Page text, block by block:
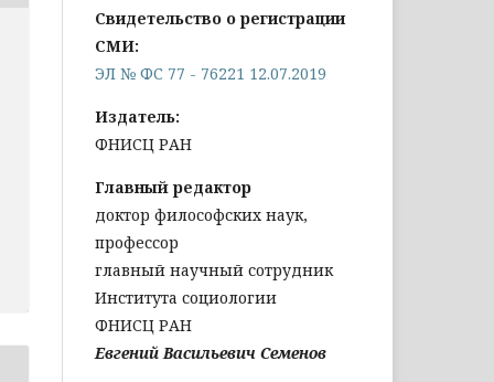
Свидетельство о регистрации
СМИ:
ЭЛ № ФС 77 - 76221 12.07.2019
Издатель:
ФНИСЦ РАН
Главный редактор
доктор философских наук,
профессор
главный научный сотрудник
Института социологии
ФНИСЦ РАН
Евгений Васильевич Семенов